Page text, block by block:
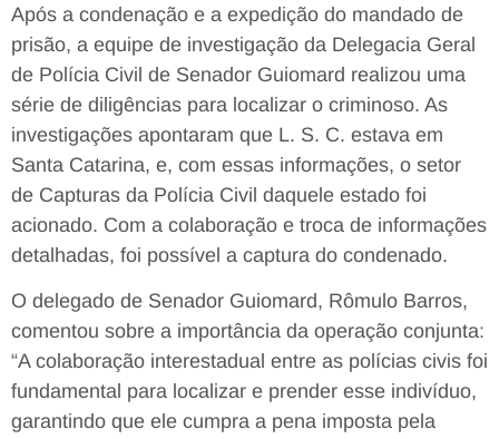
Após a condenação e a expedição do mandado de
prisão, a equipe de investigação da Delegacia Geral
de Polícia Civil de Senador Guiomard realizou uma
série de diligências para localizar o criminoso. As
investigações apontaram que L. S. C. estava em
Santa Catarina, e, com essas informações, o setor
de Capturas da Polícia Civil daquele estado foi
acionado. Com a colaboração e troca de informações
detalhadas, foi possível a captura do condenado.
O delegado de Senador Guiomard, Rômulo Barros,
comentou sobre a importância da operação conjunta:
“A colaboração interestadual entre as polícias civis foi
fundamental para localizar e prender esse indivíduo,
garantindo que ele cumpra a pena imposta pela